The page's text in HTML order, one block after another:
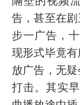
告，甚至在
步一广告，
现形式毕竟
放广告，无
打击。其实